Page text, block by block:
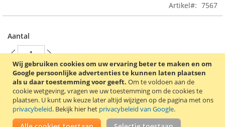
Wij gebruiken cookies om uw ervaring beter te maken en om
Google persoonlijke advertenties te kunnen laten plaatsen
als u daar toestemming voor geeft. Om te voldoen aan de
cookie wetgeving, vragen we uw toestemming om de cookies te
plaatsen. U kunt uw keuze later altijd wijzigen op de pagina met ons
privacybeleid. Bekijk hier het privacybeleid van Google.
Artikel
7567
Aantal
In Winkelwagen